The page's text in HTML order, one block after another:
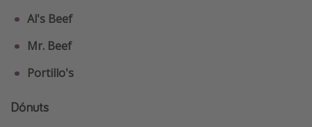
Al's Beef
Mr. Beef
Portillo's
Dónuts